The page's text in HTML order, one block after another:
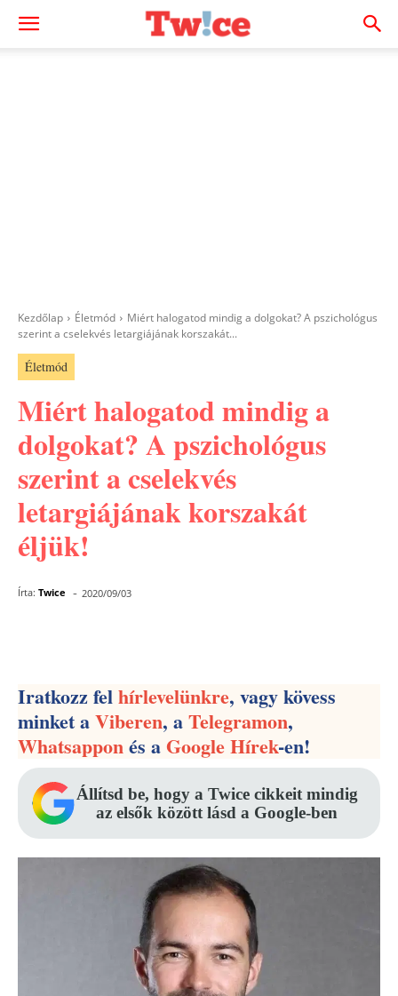
Kezdőlap Életmód
Miért halogatod mindig a dolgokat? A pszichológus
szerint a cselekvés letargiájának korszakát...
Életmód
Miért halogatod mindig a
dolgokat? A pszichológus
szerint a cselekvés
letargiájának korszakát
éljük!
Írta: Twice - 2020/09/03
Iratkozz felhírlevelünkre, vagy kövess
minket aViberen, aTelegramon,
Whatsapponés aGoogle Hírek-en!
Állítsd be, hogy a Twice cikkeit mindig
az elsők között lásd a Google-ben